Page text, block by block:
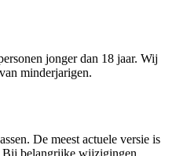
jonger dan 18 jaar. Wij
minderjarigen.
De meest actuele versie is
Bij belangrijke wijzigingen